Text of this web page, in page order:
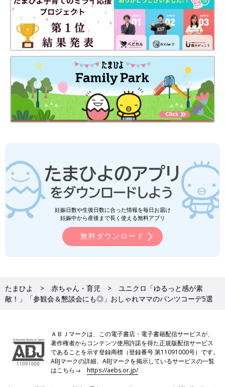
妊娠日数や生後日数に合った情報を毎日お届け
妊娠中から産後まで長く使える無料アプリ
無料ダウンロード
たまひよ 赤ちゃん・育児
ユニクロ「ゆるっと感が素
敵！」「参観会＆懇談会にも◎」おしゃれママのパンツコーデ5選
ＡＢＪマークは、この電子書店・電子書籍配信サービスが、
著作権者からコンテンツ使用許諾を得た正規版配信サービス
であることを示す登録商標（登録番号 第11091000号）です。
ABJマークの詳細、ABJマークを掲示しているサービスの一覧
はこちら→https://aebs.or.jp/